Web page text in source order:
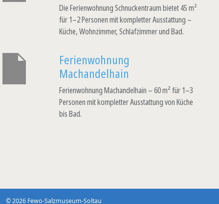
Die Ferienwohnung Schnuckentraum bietet 45 m²
für 1–2 Personen mit kompletter Ausstattung –
Küche, Wohnzimmer, Schlafzimmer und Bad.
Ferienwohnung
Machandelhain
Ferienwohnung Machandelhain – 60 m² für 1–3
Personen mit kompletter Ausstattung von Küche
bis Bad.
© 2026 Fewo-Salzmuseum-Soltau